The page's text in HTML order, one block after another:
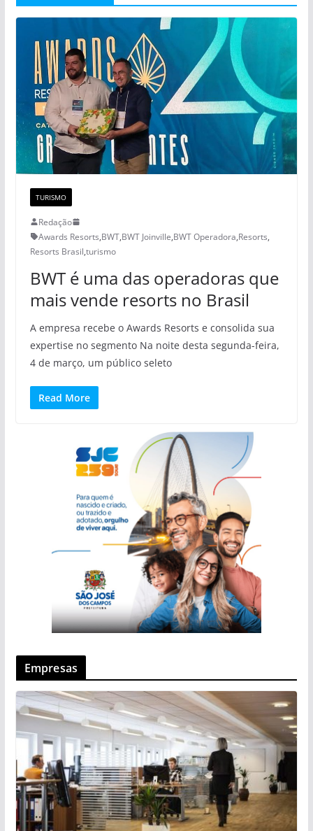
TURISMO
Redação
Awards Resorts,BWT,BWT Joinville,BWT Operadora,Resorts,
Resorts Brasil,turismo
BWT é uma das operadoras que
mais vende resorts no Brasil
A empresa recebe o Awards Resorts e consolida sua
expertise no segmento Na noite desta segunda-feira,
4 de março, um público seleto
Read More
Empresas